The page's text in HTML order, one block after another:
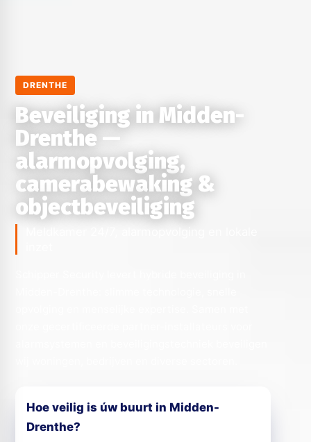
DRENTHE
Beveiliging in Midden-
Drenthe —
alarmopvolging,
camerabewaking &
objectbeveiliging
Hoe veilig is úw buurt in Midden-
Drenthe?